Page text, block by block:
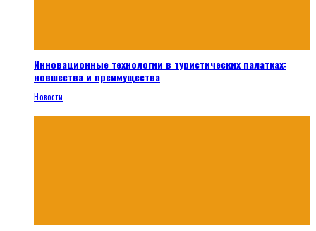
Инновационные технологии в туристических палатках:
новшества и преимущества
Новости